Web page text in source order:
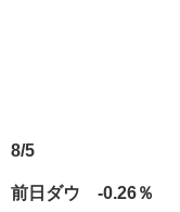
8/5
前日ダウ -0.26％